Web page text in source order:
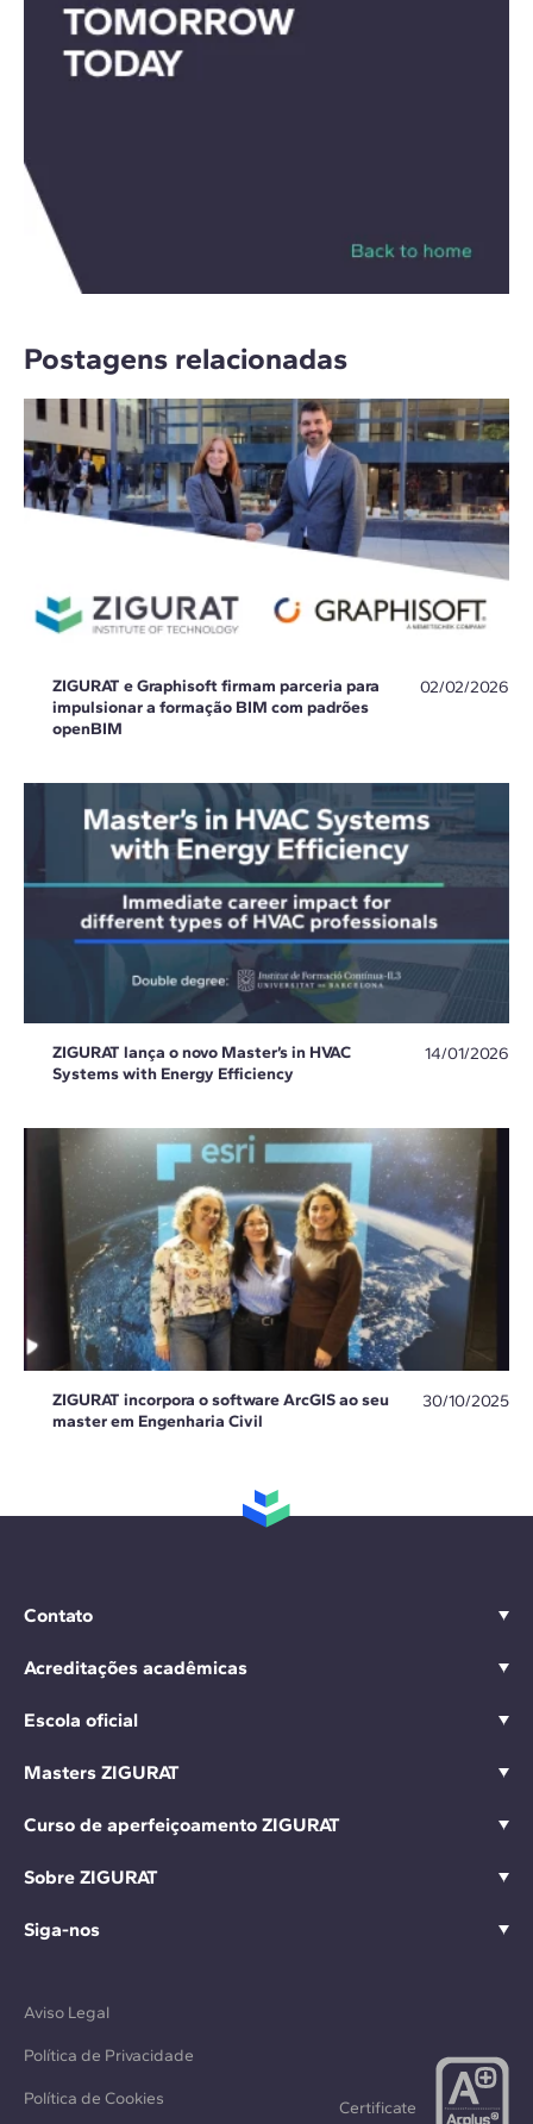
Postagens relacionadas
ZIGURAT e Graphisoft firmam parceria para
impulsionar a formação BIM com padrões
openBIM
02/02/2026
ZIGURAT lança o novo Master’s in HVAC
Systems with Energy Efficiency
14/01/2026
ZIGURAT incorpora o software ArcGIS ao seu
master em Engenharia Civil
30/10/2025
Contato
Acreditações acadêmicas
Escola oficial
Masters ZIGURAT
Curso de aperfeiçoamento ZIGURAT
Sobre ZIGURAT
Siga-nos
Aviso Legal
Política de Privacidade
Política de Cookies
Certificate